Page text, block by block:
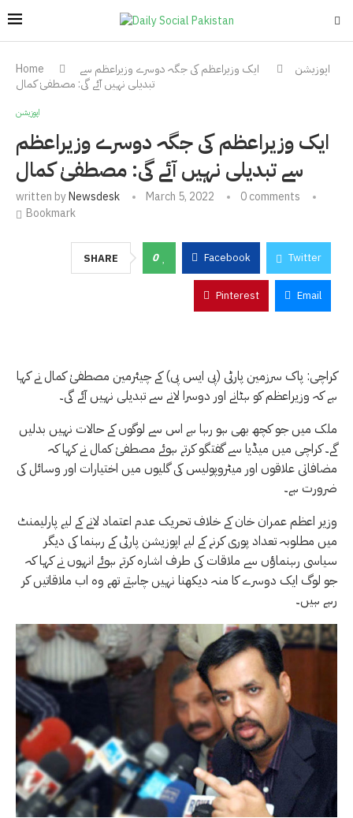
Home اپوزیشن
ایک وزیراعظم کی جگہ دوسرے وزیراعظم سے
تبدیلی نہیں آئے گی: مصطفیٰ کمال
اپوزیشن
ایک وزیراعظم کی جگہ دوسرے وزیراعظم
سے تبدیلی نہیں آئے گی: مصطفیٰ کمال
written byNewsdesk March 5, 2022
0 comments
Bookmark
SHARE 0 Facebook Twitter
Pinterest Email
کراچی: پاک سرزمین پارٹی (پی ایس پی) کے چیئرمین مصطفیٰ کمال نے کہا
ہے کہ وزیراعظم کو ہٹانے اور دوسرا لانے سے تبدیلی نہیں آئے گی۔
ملک میں جو کچھ بھی ہو رہا ہے اس سے لوگوں کے حالات نہیں بدلیں
گے۔ کراچی میں میڈیا سے گفتگو کرتے ہوئے مصطفیٰ کمال نے کہا کہ
مضافاتی علاقوں اور میٹروپولیس کی گلیوں میں اختیارات اور وسائل کی
ضرورت ہے۔
وزیر اعظم عمران خان کے خلاف تحریک عدم اعتماد لانے کے لیے پارلیمنٹ
میں مطلوبہ تعداد پوری کرنے کے لیے اپوزیشن پارٹی کے رہنما کی دیگر
سیاسی رہنماؤں سے ملاقات کی طرف اشارہ کرتے ہوئے انہوں نے کہا کہ
جو لوگ ایک دوسرے کا منہ دیکھنا نہیں چاہتے تھے وہ اب ملاقاتیں کر
رہے ہیں۔